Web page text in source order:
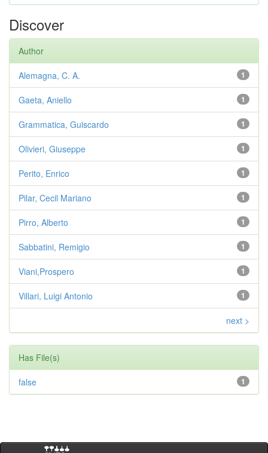
Discover
Author
1
Alemagna, C. A.
1
Gaeta, Aniello
1
Grammatica, Guiscardo
1
Olivieri, Giuseppe
1
Perito, Enrico
1
Pilar, Cecil Mariano
1
Pirro, Alberto
1
Sabbatini, Remigio
1
Viani,Prospero
1
Villari, Luigi Antonio
next >
Has File(s)
1
false